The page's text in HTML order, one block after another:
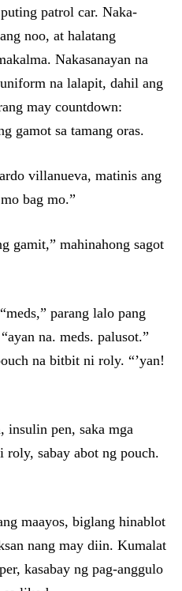
patrol car. Naka-
noo, at halatang
Nakasanayan na
na lalapit, dahil ang
may countdown:
gamot sa tamang oras.
villanueva, matinis ang
bag mo.”
gamit,” mahinahong sagot
parang lalo pang
na. meds. palusot.”
na bitbit ni roly. “’yan!
insulin pen, saka mga
roly, sabay abot ng pouch.
maayos, biglang hinablot
nang may diin. Kumalat
kasabay ng pag-anggulo